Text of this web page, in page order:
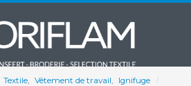
Textile, Vêtement de travail,
Ignifuge